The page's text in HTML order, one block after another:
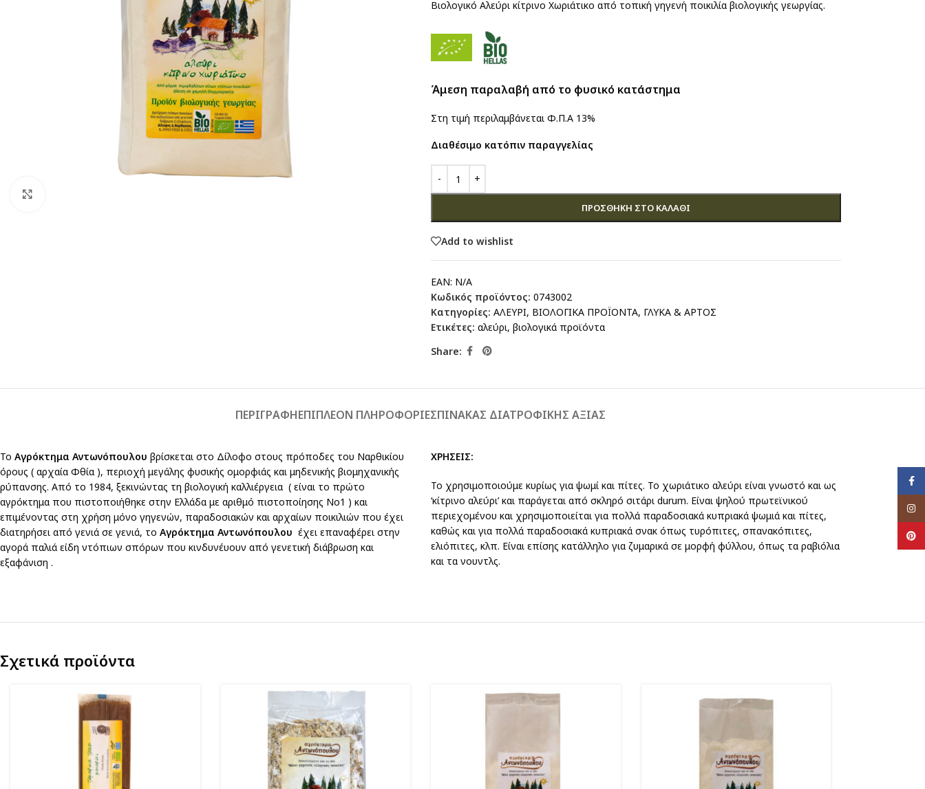
Βιολογικό Αλεύρι κίτρινο Χωριάτικο από τοπική γηγενή ποικιλία βιολογικής γεωργίας.
Άμεση παραλαβή από το φυσικό κατάστημα
Στη τιμή περιλαμβάνεται Φ.Π.Α 13%
Διαθέσιμο κατόπιν παραγγελίας
ΠΡΟΣΘΉΚΗ ΣΤΟ ΚΑΛΆΘΙ
Add to wishlist
EAN: N/A
Κωδικός προϊόντος: 0743002
Κατηγορίες: ΑΛΕΥΡΙ, ΒΙΟΛΟΓΙΚΑ ΠΡΟΪΟΝΤΑ, ΓΛΥΚΑ & ΑΡΤΟΣ
Ετικέτες: αλεύρι, βιολογικά προϊόντα
Share:
ΠΕΡΙΓΡΑΦΉΕΠΙΠΛΈΟΝ ΠΛΗΡΟΦΟΡΊΕΣΠΙΝΑΚΑΣ ΔΙΑΤΡΟΦΙΚΗΣ ΑΞΙΑΣ
Το Αγρόκτημα Αντωνόπουλου βρίσκεται στο Δίλοφο στους πρόποδες του Ναρθικίου
όρους ( αρχαία Φθία ), περιοχή μεγάλης φυσικής ομορφιάς και μηδενικής βιομηχανικής
ρύπανσης. Από το 1984, ξεκινώντας τη βιολογική καλλιέργεια ( είναι το πρώτο
αγρόκτημα που πιστοποιήθηκε στην Ελλάδα με αριθμό πιστοποίησης Νο1 ) και
επιμένοντας στη χρήση μόνο γηγενών, παραδοσιακών και αρχαίων ποικιλιών που έχει
διατηρήσει από γενιά σε γενιά, το Αγρόκτημα Αντωνόπουλου έχει επαναφέρει στην
αγορά παλιά είδη ντόπιων σπόρων που κινδυνέυουν από γενετική διάβρωση και
εξαφάνιση .
ΧΡΗΣΕΙΣ:
Το χρησιμοποιούμε κυρίως για ψωμί και πίτες. Το χωριάτικο αλεύρι είναι γνωστό και ως
‘κίτρινο αλεύρι’ και παράγεται από σκληρό σιτάρι durum. Είναι ψηλού πρωτεϊνικού
περιεχομένου και χρησιμοποιείται για πολλά παραδοσιακά κυπριακά ψωμιά και πίτες,
καθώς και για πολλά παραδοσιακά κυπριακά σνακ όπως τυρόπιτες, σπανακόπιτες,
ελιόπιτες, κλπ. Είναι επίσης κατάλληλο για ζυμαρικά σε μορφή φύλλου, όπως τα ραβιόλια
και τα νουντλς.
Σχετικά προϊόντα